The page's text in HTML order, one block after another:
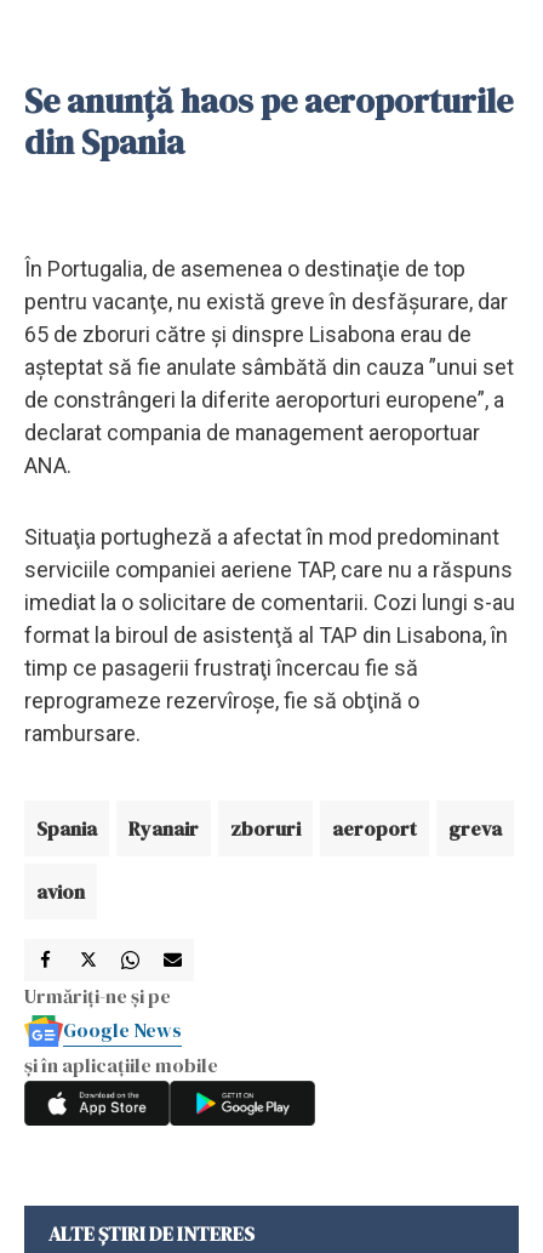
Se anunță haos pe aeroporturile
din Spania
În Portugalia, de asemenea o destinaţie de top
pentru vacanţe, nu există greve în desfăşurare, dar
65 de zboruri către şi dinspre Lisabona erau de
aşteptat să fie anulate sâmbătă din cauza ”unui set
de constrângeri la diferite aeroporturi europene”, a
declarat compania de management aeroportuar
ANA.
Situaţia portugheză a afectat în mod predominant
serviciile companiei aeriene TAP, care nu a răspuns
imediat la o solicitare de comentarii. Cozi lungi s-au
format la biroul de asistenţă al TAP din Lisabona, în
timp ce pasagerii frustraţi încercau fie să
reprogrameze rezervîroşe, fie să obţină o
rambursare.
Spania Ryanair zboruri aeroport greva
avion
Urmăriți-ne și pe
Google News
și în aplicațiile mobile
ALTE ȘTIRI DE INTERES